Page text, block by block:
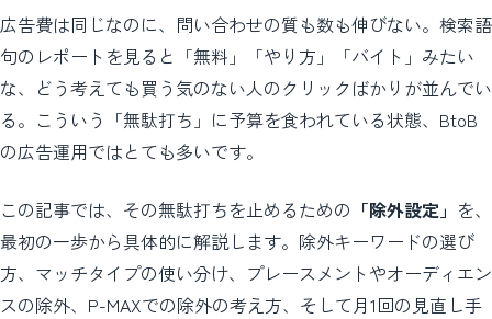
広告費は同じなのに、問い合わせの質も数も伸びない。検索語
句のレポートを見ると「無料」「やり方」「バイト」みたい
な、どう考えても買う気のない人のクリックばかりが並んでい
る。こういう「無駄打ち」に予算を食われている状態、BtoB
の広告運用ではとても多いです。
この記事では、その無駄打ちを止めるための 「除外設定」 を、
最初の一歩から具体的に解説します。除外キーワードの選び
方、マッチタイプの使い分け、プレースメントやオーディエン
スの除外、P-MAXでの除外の考え方、そして月1回の見直し手